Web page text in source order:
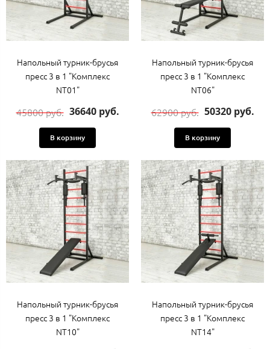
Напольный турник-брусья
пресс 3 в 1 "Комплекс
NT01"
45800 руб. 36640 руб.
В корзину
Напольный турник-брусья
пресс 3 в 1 "Комплекс
NT06"
62900 руб. 50320 руб.
В корзину
Напольный турник-брусья
пресс 3 в 1 "Комплекс
NT10"
Напольный турник-брусья
пресс 3 в 1 "Комплекс
NT14"